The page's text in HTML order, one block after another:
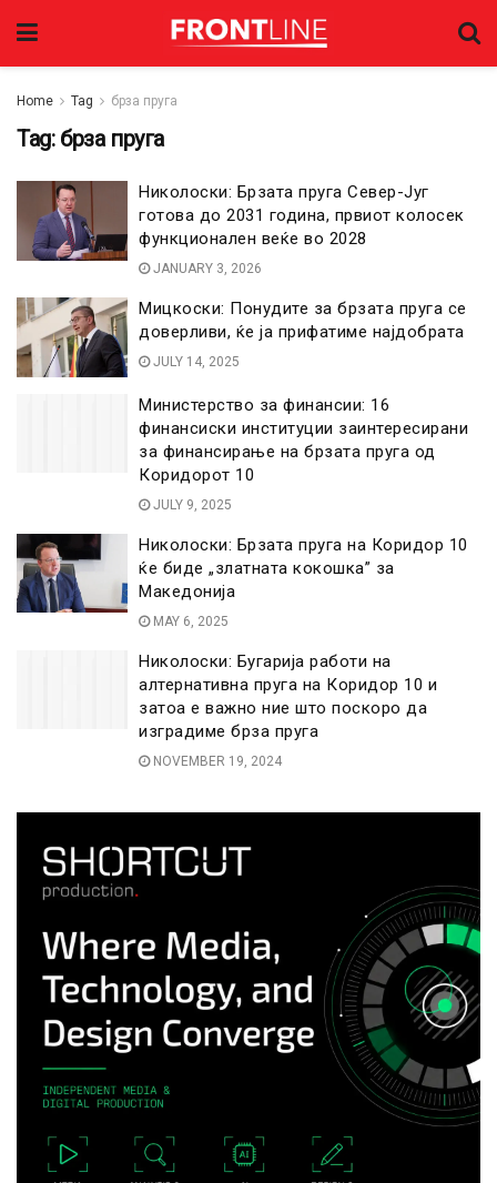
Home Tag брза пруга
Tag: брза пруга
Николоски: Брзата пруга Север-Југ
готова до 2031 година, првиот колосек
функционален веќе во 2028
JANUARY 3, 2026
Мицкоски: Понудите за брзата пруга се
доверливи, ќе ја прифатиме најдобрата
JULY 14, 2025
Министерство за финансии: 16
финансиски институции заинтересирани
за финансирање на брзата пруга од
Коридорот 10
JULY 9, 2025
Николоски: Брзата пруга на Коридор 10
ќе биде „златната кокошка” за
Македонија
MAY 6, 2025
Николоски: Бугарија работи на
алтернативна пруга на Коридор 10 и
затоа е важно ние што поскоро да
изградиме брза пруга
NOVEMBER 19, 2024